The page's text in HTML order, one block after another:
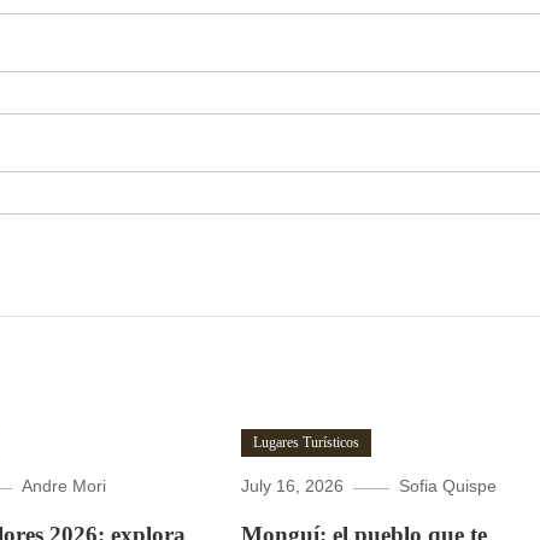
Andre Mori
2026: explora
Lugares Turísticos
July 16, 2026 Sofia Quispe
Monguí: el pueblo que te